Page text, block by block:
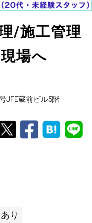
/施工管理
場へ
JFE蔵前ビル5階
り